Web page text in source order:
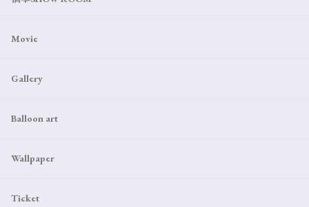
Movie
Gallery
Balloon art
Wallpaper
Ticket